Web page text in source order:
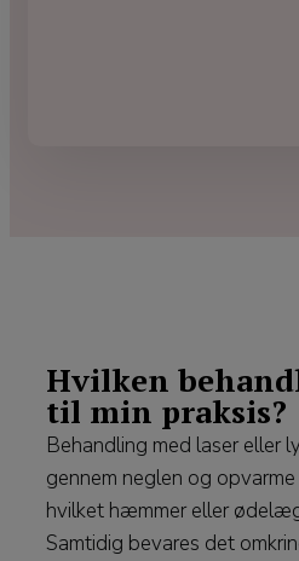
Hvilken
til min praksis?
Behandling med laser eller
gennem neglen og
hvilket hæmmer eller
Samtidig bevares det